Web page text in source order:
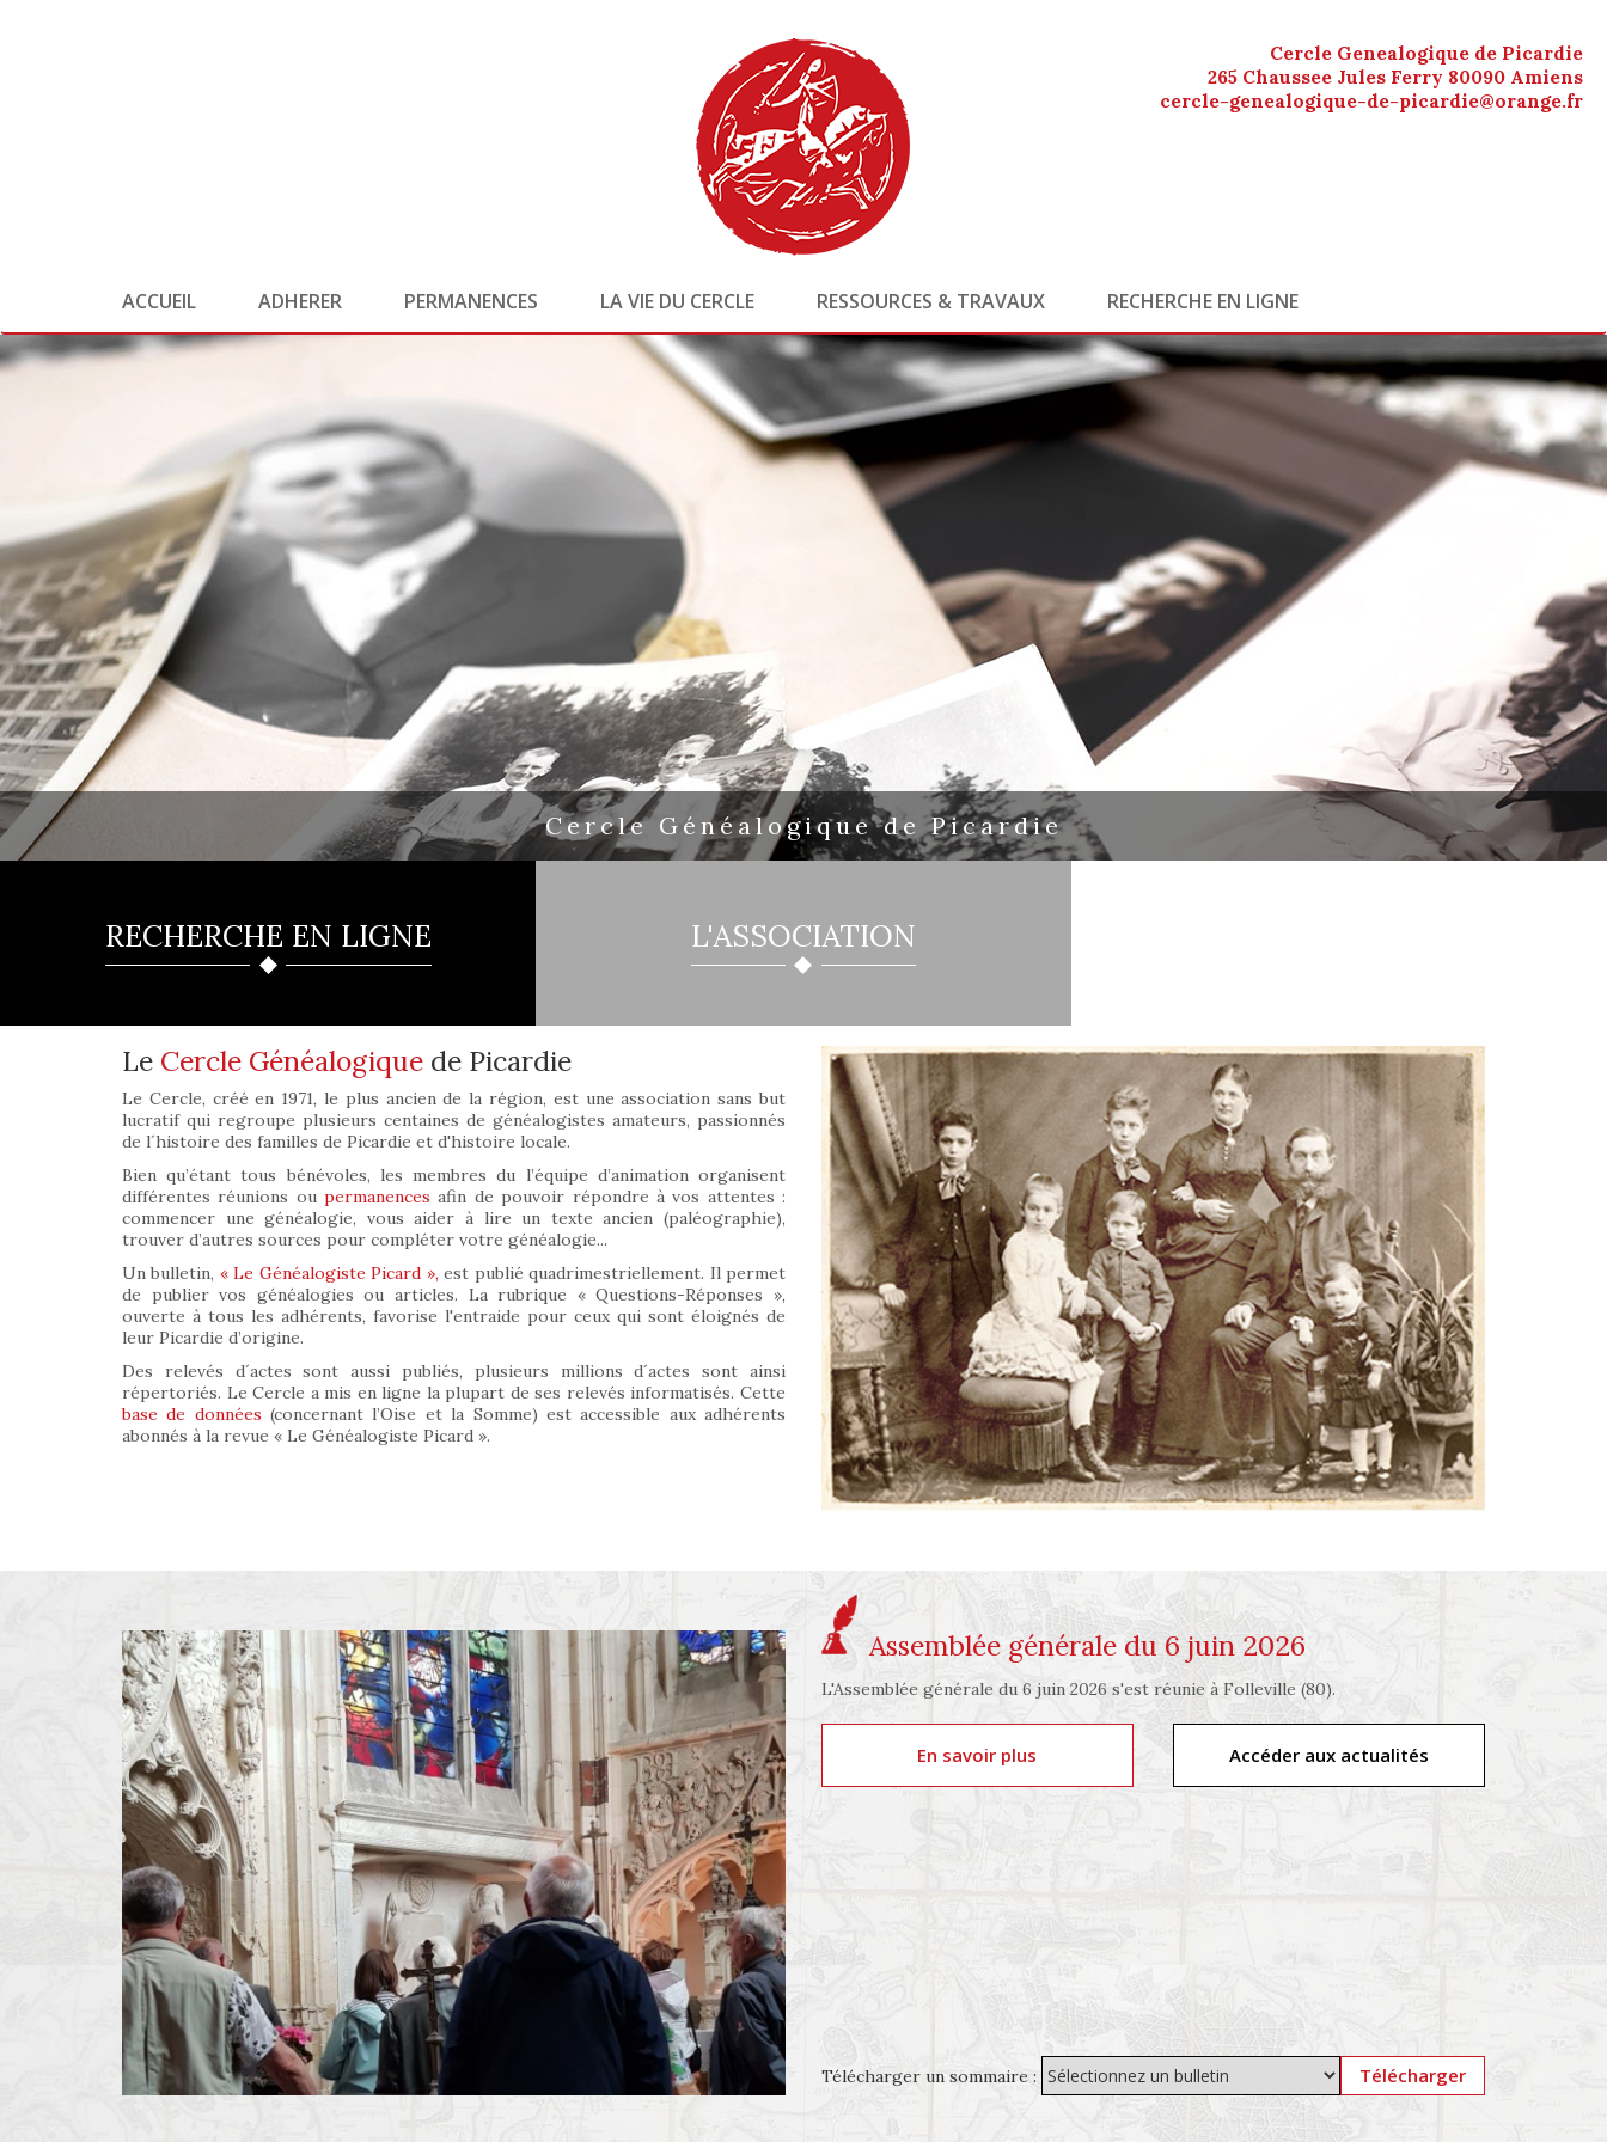
Cercle Genealogique de Picardie
265 Chaussee Jules Ferry 80090 Amiens
cercle-genealogique-de-picardie@orange.fr
ACCUEIL ADHERER PERMANENCES LA VIE DU CERCLE RESSOURCES & TRAVAUX RECHERCHE EN LIGNE
Cercle Généalogique de Picardie
RECHERCHE EN LIGNE L'ASSOCIATION
Le Cercle Généalogique de Picardie
Le Cercle, créé en 1971, le plus ancien de la région, est une association sans but
lucratif qui regroupe plusieurs centaines de généalogistes amateurs, passionnés
de l´histoire des familles de Picardie et d'histoire locale.
Bien qu’étant tous bénévoles, les membres du l’équipe d’animation organisent
différentes réunions oupermanences afin de pouvoir répondre à vos attentes :
commencer une généalogie, vous aider à lire un texte ancien (paléographie),
trouver d’autres sources pour compléter votre généalogie...
Un bulletin, « Le Généalogiste Picard », est publié quadrimestriellement. Il permet
de publier vos généalogies ou articles. La rubrique « Questions-Réponses »,
ouverte à tous les adhérents, favorise l'entraide pour ceux qui sont éloignés de
leur Picardie d’origine.
Des relevés d´actes sont aussi publiés, plusieurs millions d´actes sont ainsi
répertoriés. Le Cercle a mis en ligne la plupart de ses relevés informatisés. Cette
base de données (concernant l’Oise et la Somme) est accessible aux adhérents
abonnés à la revue « Le Généalogiste Picard ».
Assemblée générale du 6 juin 2026
L'Assemblée générale du 6 juin 2026 s'est réunie à Folleville (80).
En savoir plus Accéder aux actualités
Télécharger un sommaire : Télécharger